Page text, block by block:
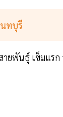
ทบุรี
ยพันธุ์ เข็มแร